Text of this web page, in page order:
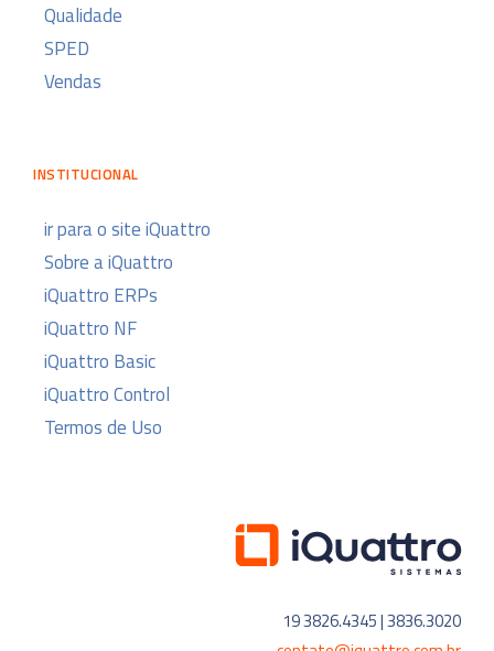
Qualidade
SPED
Vendas
INSTITUCIONAL
ir para o site iQuattro
Sobre a iQuattro
iQuattro ERPs
iQuattro NF
iQuattro Basic
iQuattro Control
Termos de Uso
19 3826.4345 | 3836.3020